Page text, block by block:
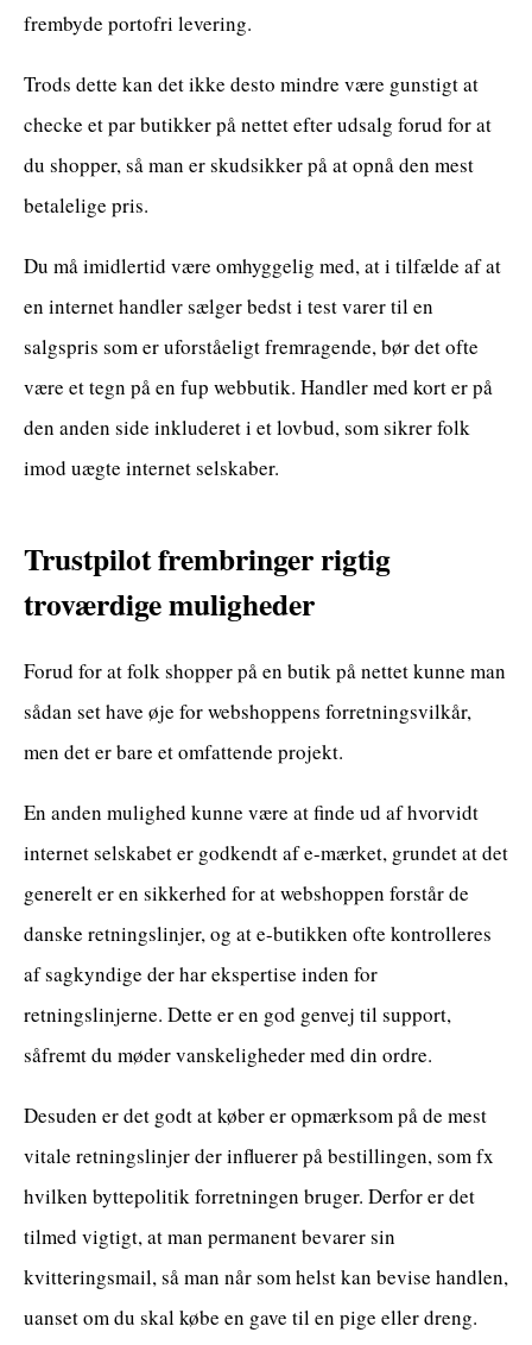
frembyde portofri levering.
Trods dette kan det ikke desto mindre være gunstigt at
checke et par butikker på nettet efter udsalg forud for at
du shopper, så man er skudsikker på at opnå den mest
betalelige pris.
Du må imidlertid være omhyggelig med, at i tilfælde af at
en internet handler sælger bedst i test varer til en
salgspris som er uforståeligt fremragende, bør det ofte
være et tegn på en fup webbutik. Handler med kort er på
den anden side inkluderet i et lovbud, som sikrer folk
imod uægte internet selskaber.
Trustpilot frembringer rigtig
troværdige muligheder
Forud for at folk shopper på en butik på nettet kunne man
sådan set have øje for webshoppens forretningsvilkår,
men det er bare et omfattende projekt.
En anden mulighed kunne være at finde ud af hvorvidt
internet selskabet er godkendt af e-mærket, grundet at det
generelt er en sikkerhed for at webshoppen forstår de
danske retningslinjer, og at e-butikken ofte kontrolleres
af sagkyndige der har ekspertise inden for
retningslinjerne. Dette er en god genvej til support,
såfremt du møder vanskeligheder med din ordre.
Desuden er det godt at køber er opmærksom på de mest
vitale retningslinjer der influerer på bestillingen, som fx
hvilken byttepolitik forretningen bruger. Derfor er det
tilmed vigtigt, at man permanent bevarer sin
kvitteringsmail, så man når som helst kan bevise handlen,
uanset om du skal købe en gave til en pige eller dreng.